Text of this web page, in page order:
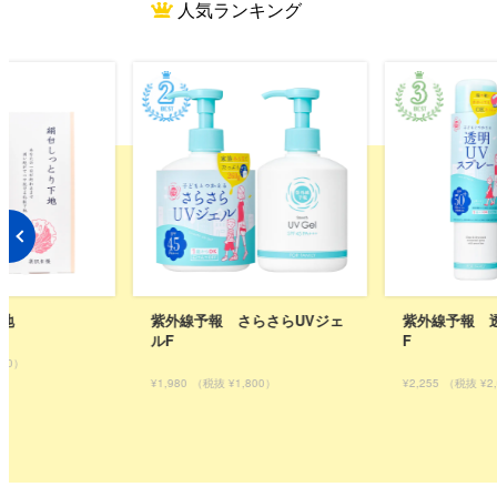
人気ランキング
らUVジェ
紫外線予報 透明UVスプレー
F
¥2,255 （税抜 ¥2,050）
毛穴撫子 紀
泡洗顔
¥1,100 （税抜